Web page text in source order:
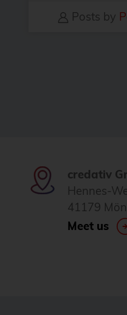
Posts by
credativ
Hennes-
41179
Meet us